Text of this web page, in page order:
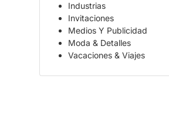
Industrias
Invitaciones
Medios Y Publicidad
Moda & Detalles
Vacaciones & Viajes